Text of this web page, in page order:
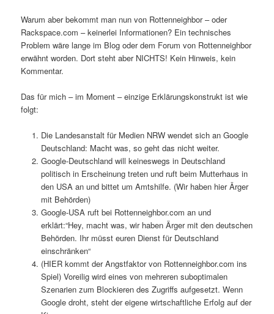
Warum aber bekommt man nun von Rottenneighbor – oder
Rackspace.com – keinerlei Informationen? Ein technisches
Problem wäre lange im Blog oder dem Forum von Rottenneighbor
erwähnt worden. Dort steht aber NICHTS! Kein Hinweis, kein
Kommentar.
Das für mich – im Moment – einzige Erklärungskonstrukt ist wie
folgt:
Die Landesanstalt für Medien NRW wendet sich an Google
Deutschland: Macht was, so geht das nicht weiter.
Google-Deutschland will keineswegs in Deutschland
politisch in Erscheinung treten und ruft beim Mutterhaus in
den USA an und bittet um Amtshilfe. (Wir haben hier Ärger
mit Behörden)
Google-USA ruft bei Rottenneighbor.com an und
erklärt:“Hey, macht was, wir haben Ärger mit den deutschen
Behörden. Ihr müsst euren Dienst für Deutschland
einschränken“
(HIER kommt der Angstfaktor von Rottenneighbor.com ins
Spiel) Voreilig wird eines von mehreren suboptimalen
Szenarien zum Blockieren des Zugriffs aufgesetzt. Wenn
Google droht, steht der eigene wirtschaftliche Erfolg auf der